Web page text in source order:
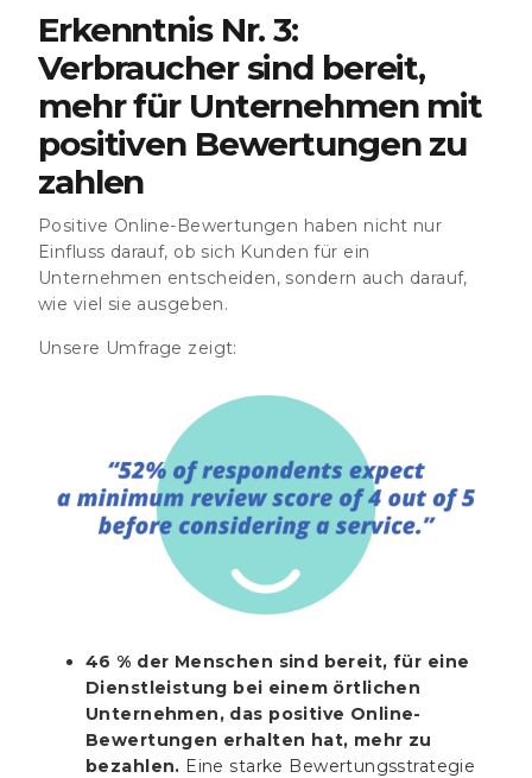
Erkenntnis Nr. 3:
Verbraucher sind bereit,
mehr für Unternehmen mit
positiven Bewertungen zu
zahlen
Positive Online-Bewertungen haben nicht nur
Einfluss darauf, ob sich Kunden für ein
Unternehmen entscheiden, sondern auch darauf,
wie viel sie ausgeben.
Unsere Umfrage zeigt:
46 % der Menschen sind bereit, für eine
Dienstleistung bei einem örtlichen
Unternehmen, das positive Online-
Bewertungen erhalten hat, mehr zu
bezahlen. Eine starke Bewertungsstrategie